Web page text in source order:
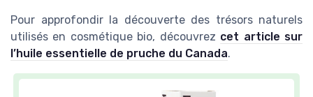
Pour approfondir la découverte des trésors naturels
utilisés en cosmétique bio, découvrez cet article sur
l’huile essentielle de pruche du Canada.